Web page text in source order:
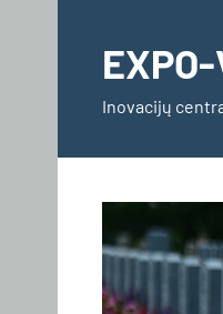
content
Inovacijų